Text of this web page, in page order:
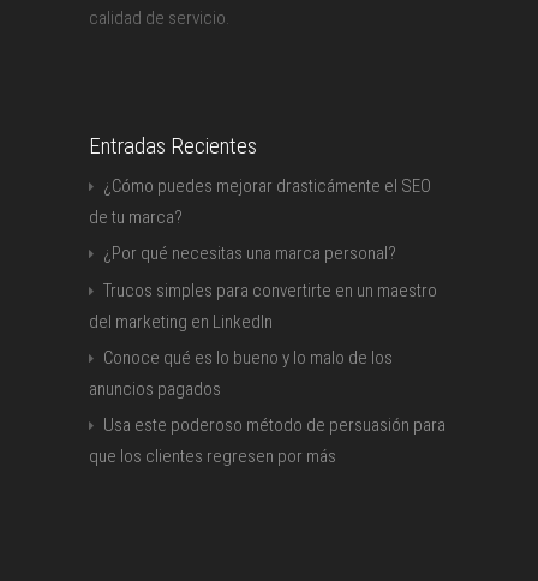
calidad de servicio.
Entradas Recientes
¿Cómo puedes mejorar drasticámente el SEO
de tu marca?
¿Por qué necesitas una marca personal?
Trucos simples para convertirte en un maestro
del marketing en LinkedIn
Conoce qué es lo bueno y lo malo de los
anuncios pagados
Usa este poderoso método de persuasión para
que los clientes regresen por más